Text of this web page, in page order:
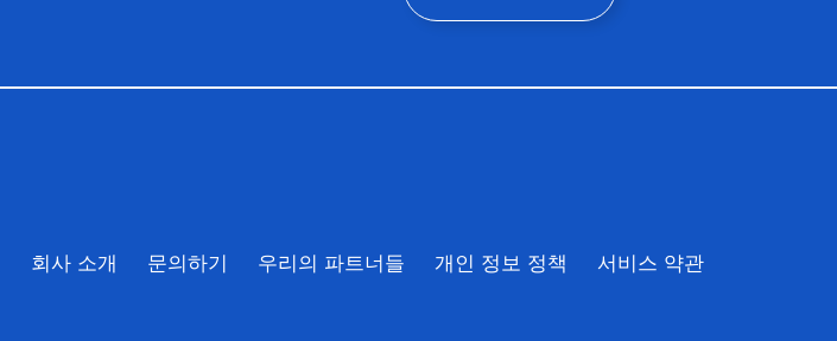
회사 소개 문의하기 우리의 파트너들 개인 정보 정책 서비스 약관